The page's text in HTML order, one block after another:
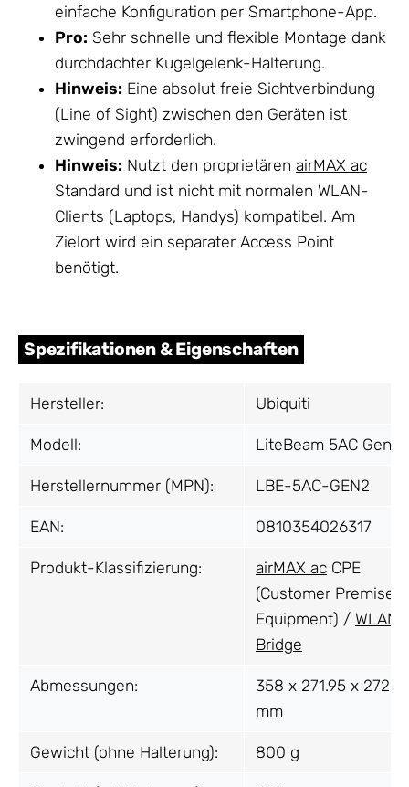
einfache Konfiguration per Smartphone-App.
Pro: Sehr schnelle und flexible Montage dank
durchdachter Kugelgelenk-Halterung.
Hinweis: Eine absolut freie Sichtverbindung
(Line of Sight) zwischen den Geräten ist
zwingend erforderlich.
Hinweis: Nutzt den proprietären airMAX ac
Standard und ist nicht mit normalen WLAN-
Clients (Laptops, Handys) kompatibel. Am
Zielort wird ein separater Access Point
benötigt.
Spezifikationen & Eigenschaften
Hersteller: Ubiquiti
Modell: LiteBeam 5AC Gen2
Herstellernummer (MPN): LBE-5AC-GEN2
EAN: 0810354026317
Produkt-Klassifizierung: airMAX ac CPE
(Customer Premises
Equipment) / WLAN
Bridge
Abmessungen:
358 x 271.95 x 272.5
mm
Gewicht (ohne Halterung): 800 g